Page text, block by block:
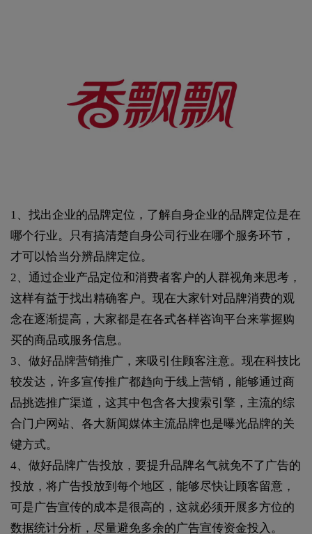
1、找出企业的品牌定位，了解自身企业的品牌定位是在
哪个行业。只有搞清楚自身公司行业在哪个服务环节，
才可以恰当分辨品牌定位。
2、通过企业产品定位和消费者客户的人群视角来思考，
这样有益于找出精确客户。现在大家针对品牌消费的观
念在逐渐提高，大家都是在各式各样咨询平台来掌握购
买的商品或服务信息。
3、做好品牌营销推广，来吸引住顾客注意。现在科技比
较发达，许多宣传推广都趋向于线上营销，能够通过商
品挑选推广渠道，这其中包含各大搜索引擎，主流的综
合门户网站、各大新闻媒体主流品牌也是曝光品牌的关
键方式。
4、做好品牌广告投放，要提升品牌名气就免不了广告的
投放，将广告投放到每个地区，能够尽快让顾客留意，
可是广告宣传的成本是很高的，这就必须开展多方位的
数据统计分析，尽量避免多余的广告宣传资金投入。